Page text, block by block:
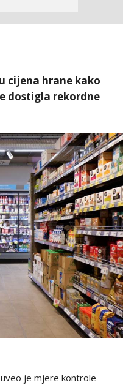
cijena hrane kako
dostigla rekordne
je mjere kontrole